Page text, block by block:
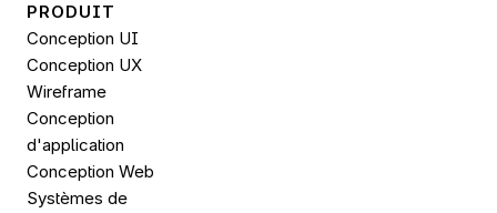
PRODUIT
Conception UI
Conception UX
Wireframe
Conception
d'application
Conception Web
Systèmes de